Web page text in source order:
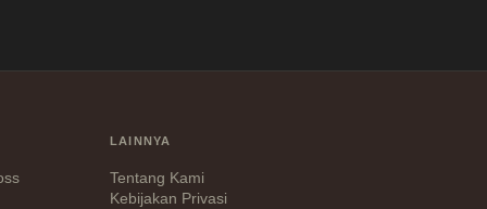
LAINNYA
Tentang Kami
Kebijakan Privasi